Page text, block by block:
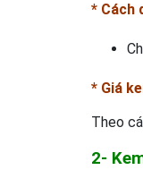
* Cách
* Giá
Theo
2-